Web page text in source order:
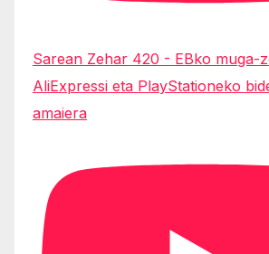
Sarean Zehar 420 - EBko muga-
AliExpressi eta PlayStationeko
amaiera